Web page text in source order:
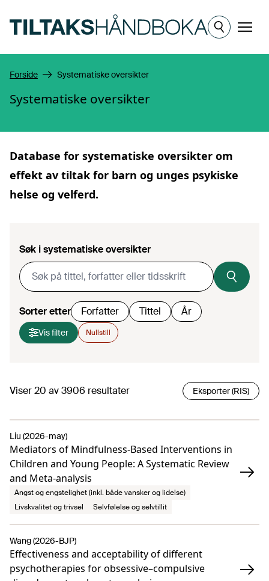
Meny
Forside Systematiske oversikter
Systematiske oversikter
Database for systematiske oversikter om
effekt av tiltak for barn og unges psykiske
helse og velferd.
Søk i systematiske oversikter
Sorter etter Forfatter Tittel År
Vis filter Nullstill
Viser20 av3906 resultater Eksporter (RIS)
Mediators of Mindfulness-Based Interventions in
Children and Young People: A Systematic Review
and Meta-analysis
Liu (2026-may)
Angst og engstelighet (inkl. både vansker og lidelse)
Livskvalitet og trivsel
Selvfølelse og selvtillit
Effectiveness and acceptability of different
psychotherapies for obsessive–compulsive
Wang (2026-BJP)